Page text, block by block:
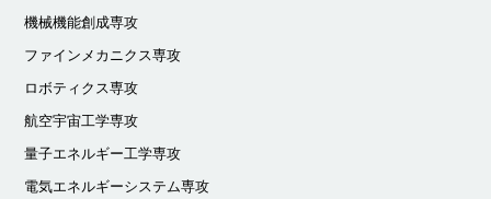
機械機能創成専攻
ファインメカニクス専攻
ロボティクス専攻
航空宇宙工学専攻
量子エネルギー工学専攻
電気エネルギーシステム専攻